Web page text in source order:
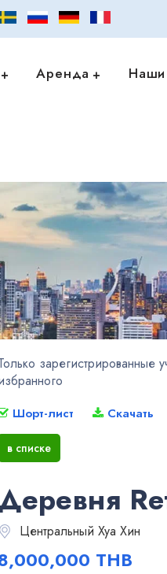
Аренда Наши
зарегистрированные
Шорт-лист Скачать
в списке
Центральный Хуа Хин
THB